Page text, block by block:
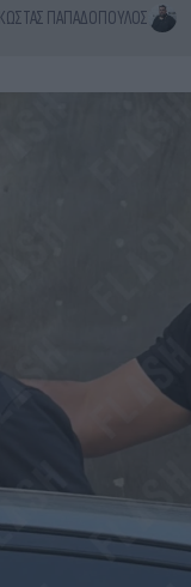
ΚΏΣΤΑΣ ΠΑΠΑΔΌΠΟΥΛΟΣ